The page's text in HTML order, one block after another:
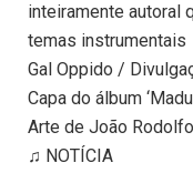
inteiramente autoral
temas instrumentais
Gal Oppido /
Capa do álbum
Arte de João
♫ NOTÍCIA